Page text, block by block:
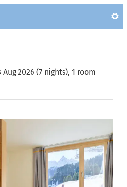
- Our
Aug 2026 (7 nights), 1 room